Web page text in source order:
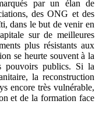
par un élan de
des ONG et des
dans le but de venir en
sur de meilleures
plus résistants aux
se heurte souvent à la
pouvoirs publics. Si la
la reconstruction
encore très vulnérable,
et de la formation face